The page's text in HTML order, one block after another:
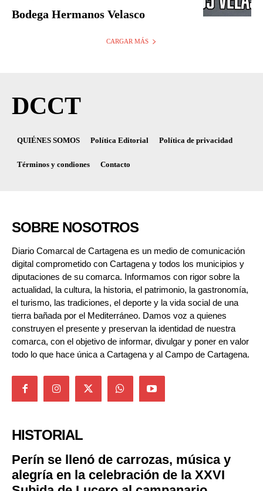
Bodega Hermanos Velasco
CARGAR MÁS
DCCT
QUIÉNES SOMOS Política Editorial Política de privacidad
Términos y condiones Contacto
SOBRE NOSOTROS
Diario Comarcal de Cartagena es un medio de comunicación
digital comprometido con Cartagena y todos los municipios y
diputaciones de su comarca. Informamos con rigor sobre la
actualidad, la cultura, la historia, el patrimonio, la gastronomía,
el turismo, las tradiciones, el deporte y la vida social de una
tierra bañada por el Mediterráneo. Damos voz a quienes
construyen el presente y preservan la identidad de nuestra
comarca, con el objetivo de informar, divulgar y poner en valor
todo lo que hace única a Cartagena y al Campo de Cartagena.
HISTORIAL
Perín se llenó de carrozas, música y
alegría en la celebración de la XXVI